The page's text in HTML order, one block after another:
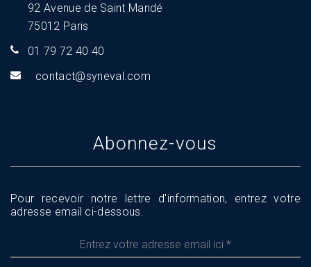
92 Avenue de Saint Mandé
75012 Paris
01 79 72 40 40
moc.l
aveny
s@tca
tnoc
Abonnez-vous
Pour recevoir notre lettre d'information, entrez votre
adresse email ci-dessous.
votre